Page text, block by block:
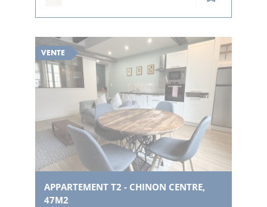
VENTE
APPARTEMENT T2 - CHINON CENTRE,
47M2